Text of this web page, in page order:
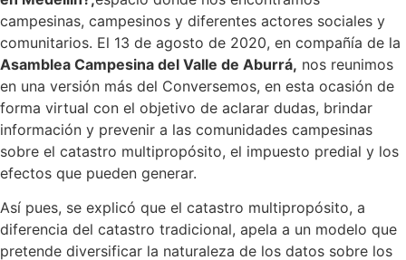
campesinas, campesinos y diferentes actores sociales y
comunitarios. El 13 de agosto de 2020, en compañía de la
Asamblea Campesina del Valle de Aburrá, nos reunimos
en una versión más del Conversemos, en esta ocasión de
forma virtual con el objetivo de aclarar dudas, brindar
información y prevenir a las comunidades campesinas
sobre el catastro multipropósito, el impuesto predial y los
efectos que pueden generar.
Así pues, se explicó que el catastro multipropósito, a
diferencia del catastro tradicional, apela a un modelo que
pretende diversificar la naturaleza de los datos sobre los